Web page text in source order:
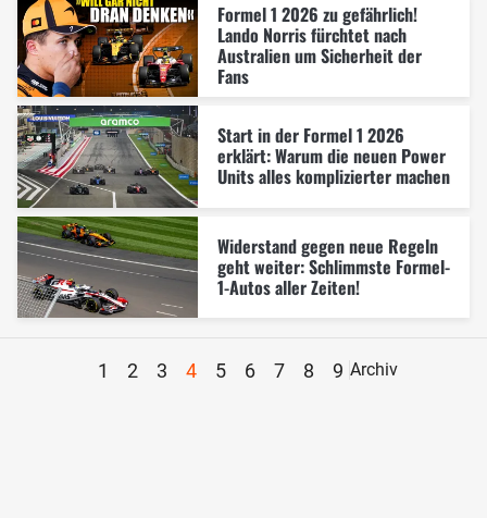
Formel 1 2026 zu gefährlich!
Lando Norris fürchtet nach
Australien um Sicherheit der
Fans
Start in der Formel 1 2026
erklärt: Warum die neuen Power
Units alles komplizierter machen
Widerstand gegen neue Regeln
geht weiter: Schlimmste Formel-
1-Autos aller Zeiten!
1 2 3 4 5 6 7 8 9 Archiv